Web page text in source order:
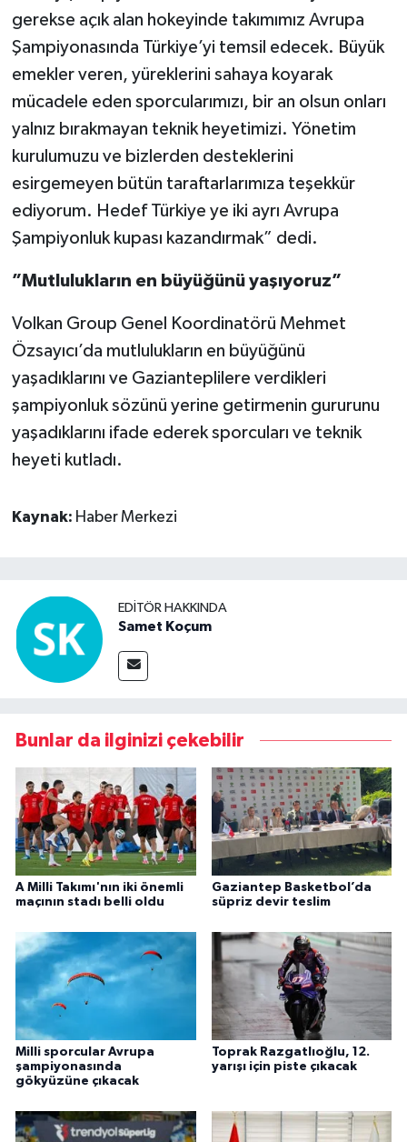
gerekse açık alan hokeyinde takımımız Avrupa
Şampiyonasında Türkiye’yi temsil edecek. Büyük
emekler veren, yüreklerini sahaya koyarak
mücadele eden sporcularımızı, bir an olsun onları
yalnız bırakmayan teknik heyetimizi. Yönetim
kurulumuzu ve bizlerden desteklerini
esirgemeyen bütün taraftarlarımıza teşekkür
ediyorum. Hedef Türkiye ye iki ayrı Avrupa
Şampiyonluk kupası kazandırmak” dedi.
”Mutlulukların en büyüğünü yaşıyoruz”
Volkan Group Genel Koordinatörü Mehmet
Özsayıcı’da mutlulukların en büyüğünü
yaşadıklarını ve Gazianteplilere verdikleri
şampiyonluk sözünü yerine getirmenin gururunu
yaşadıklarını ifade ederek sporcuları ve teknik
heyeti kutladı.
Kaynak: Haber Merkezi
EDITÖR HAKKINDA
Samet Koçum
Bunlar da ilginizi çekebilir
A Milli Takımı'nın iki önemli
maçının stadı belli oldu
Gaziantep Basketbol’da
süpriz devir teslim
Milli sporcular Avrupa
şampiyonasında
gökyüzüne çıkacak
Toprak Razgatlıoğlu, 12.
yarışı için piste çıkacak